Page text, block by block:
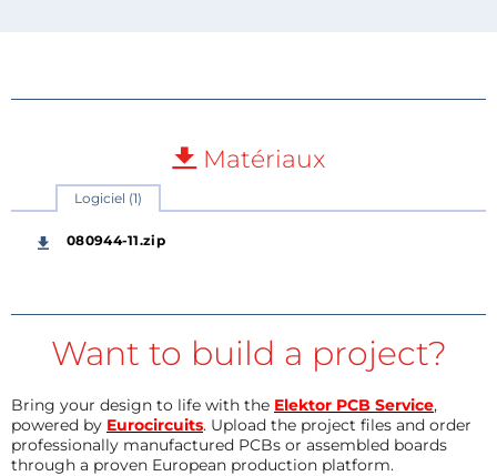
Matériaux
Logiciel (1)
080944-11.zip
Want to build a project?
Bring your design to life with the Elektor PCB Service,
powered by Eurocircuits. Upload the project files and order
professionally manufactured PCBs or assembled boards
through a proven European production platform.